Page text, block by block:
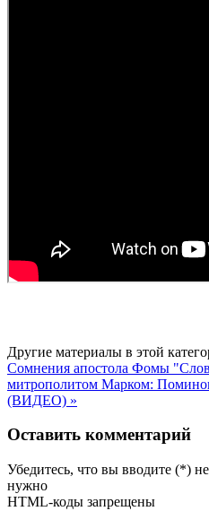
Другие материалы в этой
Сомнения апостола Фомы
митрополитом Марком:
(ВИДЕО) »
Оставить комментарий
Убедитесь, что вы вводите (*)
нужно
HTML-коды запрещены